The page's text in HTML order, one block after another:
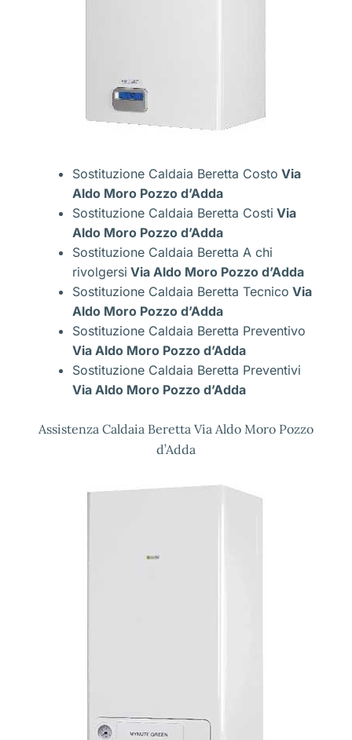
Sostituzione Caldaia Beretta Costo Via
Aldo Moro Pozzo d’Adda
Sostituzione Caldaia Beretta Costi Via
Aldo Moro Pozzo d’Adda
Sostituzione Caldaia Beretta A chi
rivolgersi Via Aldo Moro Pozzo d’Adda
Sostituzione Caldaia Beretta Tecnico Via
Aldo Moro Pozzo d’Adda
Sostituzione Caldaia Beretta Preventivo
Via Aldo Moro Pozzo d’Adda
Sostituzione Caldaia Beretta Preventivi
Via Aldo Moro Pozzo d’Adda
Assistenza Caldaia Beretta Via Aldo Moro Pozzo
d’Adda